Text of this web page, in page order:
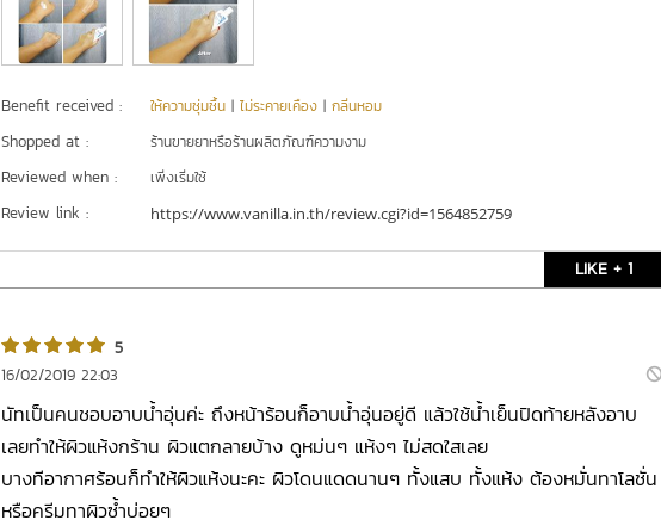
Benefit received : ให้ความชุ่มชื้น | ไม่ระคายเคือง | กลิ่นหอม
Shopped at : ร้านขายยาหรือร้านผลิตภัณฑ์ความงาม
Reviewed when : เพิ่งเริ่มใช้
Review link : https://www.vanilla.in.th/review.cgi?id=1564852759
LIKE + 1
5
16/02/2019 22:03
นัทเป็นคนชอบอาบน้ำอุ่นค่ะ ถึงหน้าร้อนก็อาบน้ำอุ่นอยู่ดี แล้วใช้น้ำเย็นปิดท้ายหลังอาบ
เลยทำให้ผิวแห้งกร้าน ผิวแตกลายบ้าง ดูหม่นๆ แห้งๆ ไม่สดใสเลย
บางทีอากาศร้อนก็ทำให้ผิวแห้งนะคะ ผิวโดนแดดนานๆ ทั้งแสบ ทั้งแห้ง ต้องหมั่นทาโลชั่น
หรือครีมทาผิวซ้ำบ่อยๆ